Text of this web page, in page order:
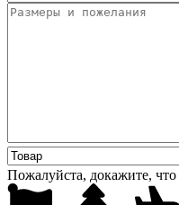
Пожалуйста, докажите,